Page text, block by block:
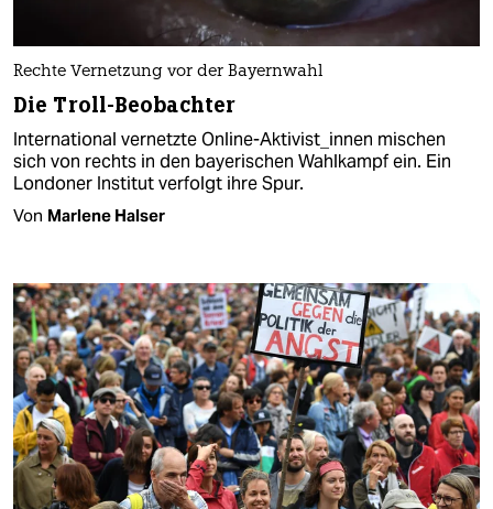
Rechte Vernetzung vor der Bayernwahl
Die Troll-Beobachter
International vernetzte Online-Aktivist_innen mischen
sich von rechts in den bayerischen Wahlkampf ein. Ein
Londoner Institut verfolgt ihre Spur.
Von Marlene Halser